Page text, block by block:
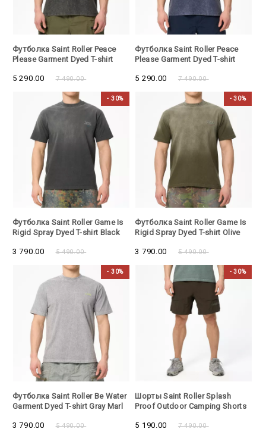
Футболка Saint Roller Peace
Please Garment Dyed T-shirt
7 490.00
5 290.00
Футболка Saint Roller Peace
Please Garment Dyed T-shirt
7 490.00
5 290.00
- 30%
Футболка Saint Roller Game Is
Rigid Spray Dyed T-shirt Black
5 490.00
3 790.00
- 30%
Футболка Saint Roller Game Is
Rigid Spray Dyed T-shirt Olive
5 490.00
3 790.00
- 30%
Футболка Saint Roller Be Water
Garment Dyed T-shirt Gray Marl
5 490.00
3 790.00
- 30%
Шорты Saint Roller Splash
Proof Outdoor Camping Shorts
7 490.00
5 190.00